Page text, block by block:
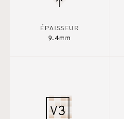
ÉPAISSEUR
9.4mm